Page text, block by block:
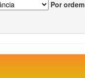
Por ordem